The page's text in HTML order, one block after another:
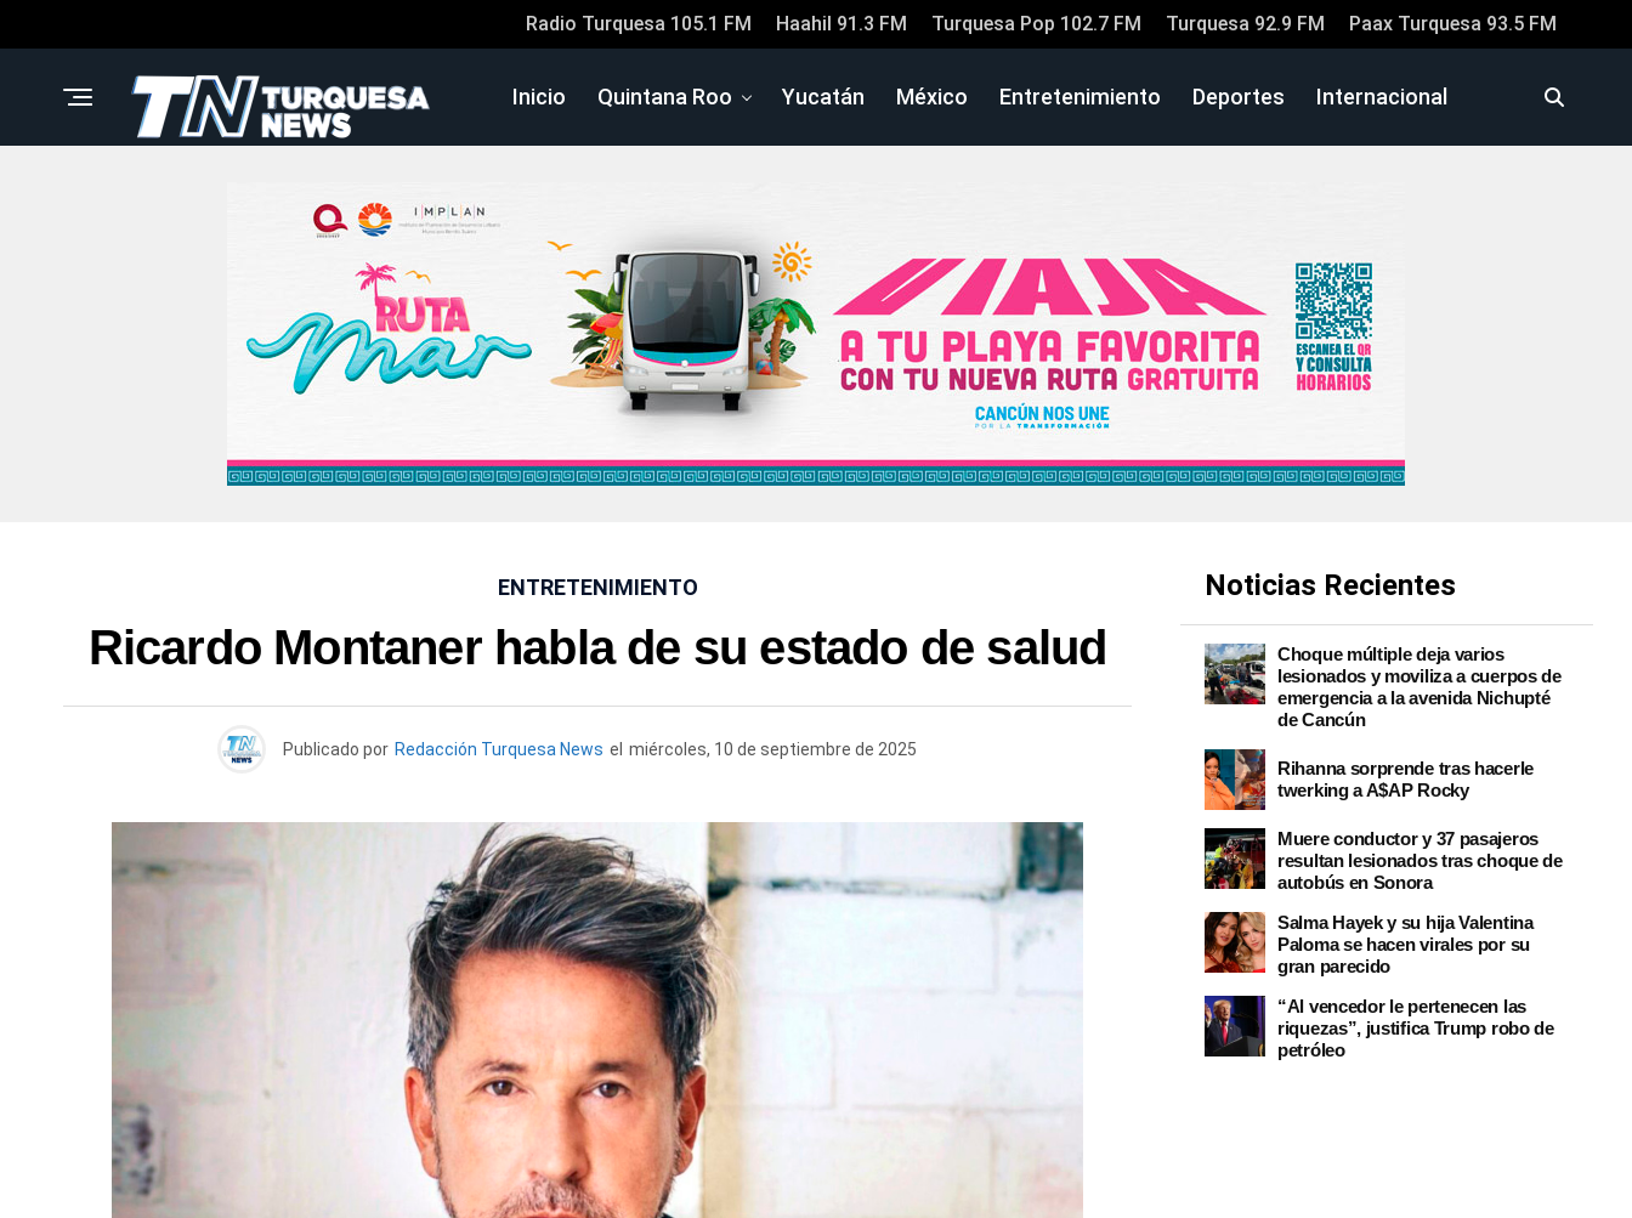
Radio Turquesa 105.1 FM Haahil 91.3 FM Turquesa Pop 102.7 FM Turquesa 92.9 FM Paax Turquesa 93.5 FM
Inicio Quintana Roo Yucatán México Entretenimiento Deportes Internacional
ENTRETENIMIENTO
Ricardo Montaner habla de su estado de salud
Publicado por Redacción Turquesa News el miércoles, 10 de septiembre de 2025
Noticias Recientes
Choque múltiple deja varios
lesionados y moviliza a cuerpos de
emergencia a la avenida Nichupté
de Cancún
Rihanna sorprende tras hacerle
twerking a A$AP Rocky
Muere conductor y 37 pasajeros
resultan lesionados tras choque de
autobús en Sonora
Salma Hayek y su hija Valentina
Paloma se hacen virales por su
gran parecido
“Al vencedor le pertenecen las
riquezas”, justifica Trump robo de
petróleo